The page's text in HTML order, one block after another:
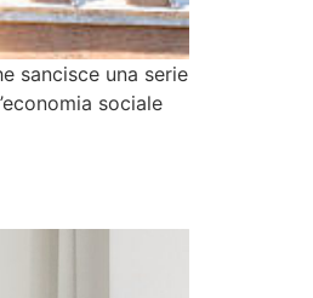
sancisce una serie
sociale